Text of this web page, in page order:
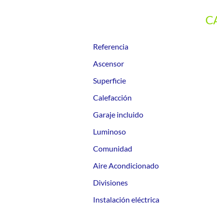
Referencia
Ascensor
Superficie
Calefacción
Garaje incluido
Luminoso
Comunidad
Aire Acondicionado
Divisiones
Instalación eléctrica